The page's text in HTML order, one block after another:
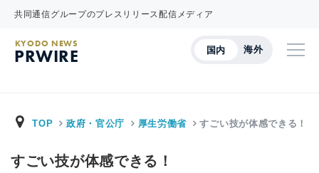
共同通信グループのプレスリリース配信メディア
国内 海外
KYODO NEWS
PRWIRE
TOP 政府・官公庁 厚生労働省 すごい技が体感できる！
すごい技が体感できる！